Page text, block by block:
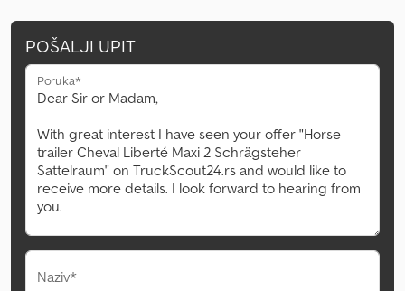
POŠALJI UPIT
Poruka*
Naziv*